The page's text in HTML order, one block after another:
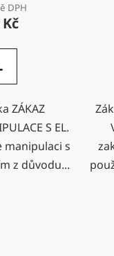
DPH
ZÁKAZ
S EL.
manipulaci s
z důvodu...